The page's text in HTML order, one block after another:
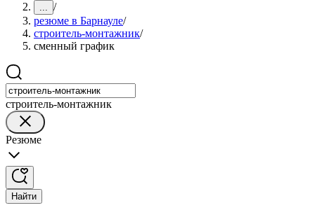
... /
резюме в Барнауле/
строитель-монтажник/
сменный график
строитель-монтажник
Резюме
Найти